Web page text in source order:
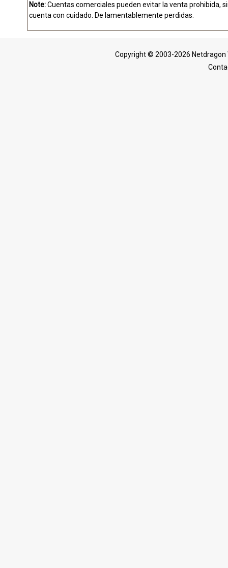
Note:Cuentas comerciales pueden evitar la venta prohibida,
cuenta con cuidado. De lamentablemente perdidas.
Copyright © 2003-2026 Netdragon